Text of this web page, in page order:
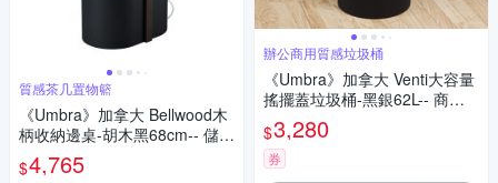
質感茶几置物籃
《Umbra》加拿大 Bellwood木
柄收納邊桌-胡木黑68cm-- 儲物
邊桌 沙發邊桌
$4,765
辦公商用質感垃圾桶
《Umbra》加拿大 Venti大容量
搖擺蓋垃圾桶-黑銀62L-- 商用
辦公垃圾桶 大尺寸垃圾桶
$3,280
券